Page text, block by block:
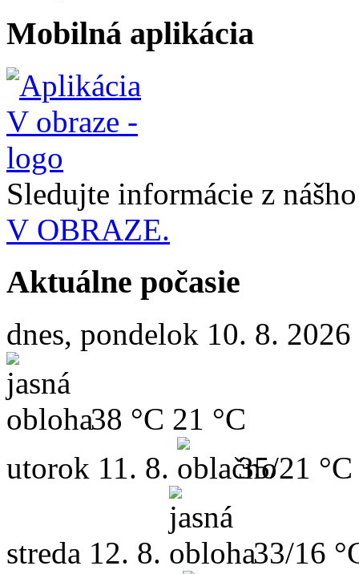
Mobilná aplikácia
Sledujte informácie z
V OBRAZE.
Aktuálne počasie
dnes, pondelok 10. 8. 2026
38 °C 21 °C
utorok 11. 8. 35/21 °C
streda 12. 8. 33/16